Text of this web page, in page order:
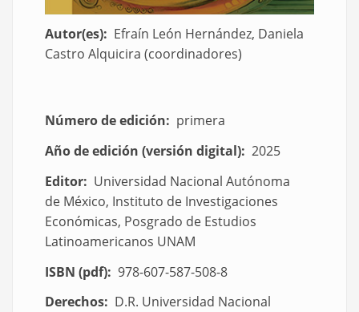
Autor(es)
Efraín León Hernández, Daniela
Castro Alquicira (coordinadores)
Número de edición
primera
Año de edición (versión digital) 2025
Editor
Universidad Nacional Autónoma
de México, Instituto de Investigaciones
Económicas, Posgrado de Estudios
Latinoamericanos UNAM
ISBN (pdf) 978-607-587-508-8
Derechos
D.R. Universidad Nacional